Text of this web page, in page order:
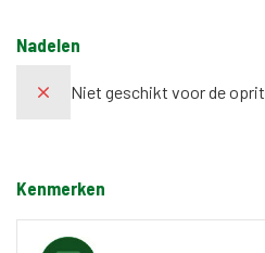
Nadelen
Niet geschikt voor de oprit
Kenmerken